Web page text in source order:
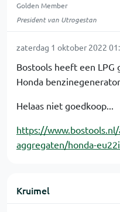
Golden Member
President van Utrogestan
zaterdag 1 oktober 2022
Bostools heeft een LPG
Honda
Helaas niet goedkoop...
https://
aggregaten/honda-
Kruimel